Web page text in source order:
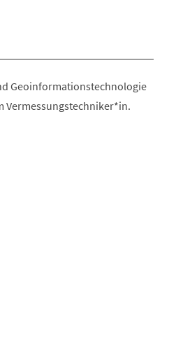
Geoinformationstechnologie
Vermessungstechniker*in.